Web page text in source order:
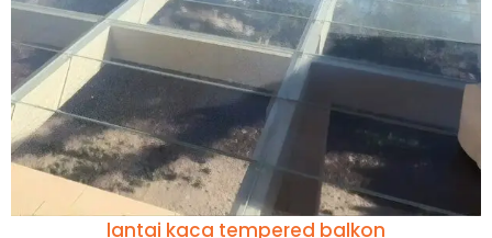
lantai kaca tempered balkon